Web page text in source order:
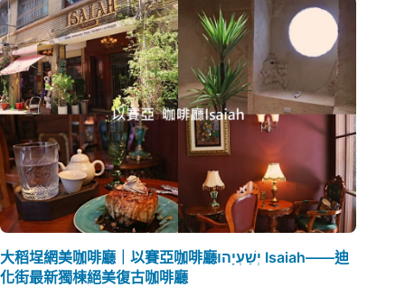
大稻埕網美咖啡廳｜以賽亞咖啡廳יְשַׁעְיָהוּ Isaiah——迪
化街最新獨棟絕美復古咖啡廳